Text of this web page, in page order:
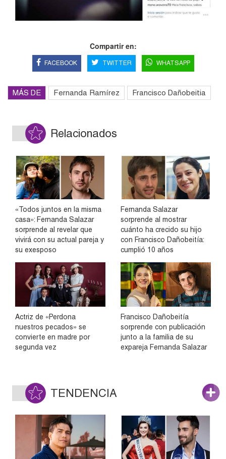
Compartir en:
FACEBOOK TWITTER WHATSAPP
MÁS DE Fernanda Ramírez Francisco Dañobeitia
Relacionados
«Todos juntos en la misma
casa»: Fernanda Salazar
sorprende al revelar que
vivirá con su actual pareja y
su exesposo
Fernanda Salazar
sorprende al mostrar
cuánto ha crecido su hijo
con Francisco Dañobeitía:
cumplió 10 años
Actriz de «Perdona
nuestros pecados» se
convierte en madre por
segunda vez
Francisco Dañobeitía
sorprende con publicación
junto a la familia de su
expareja Fernanda Salazar
TENDENCIA